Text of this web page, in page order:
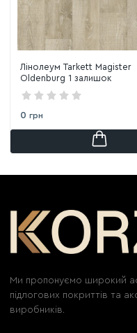
Лінолеум Tarkett Magister
Oldenburg 1 залишок
0 грн
Ми пропонуємо широкий
підлогових покриттів та
виробників.